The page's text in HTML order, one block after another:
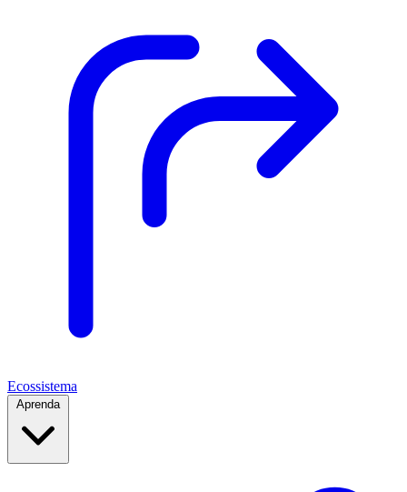
Ecossistema
Aprenda